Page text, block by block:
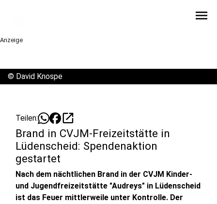
menu
Anzeige
© David Knospe
Teilen: open_in_new
Brand in CVJM-Freizeitstätte in
Lüdenscheid: Spendenaktion
gestartet
Nach dem nächtlichen Brand in der CVJM Kinder-
und Jugendfreizeitstätte "Audreys" in Lüdenscheid
ist das Feuer mittlerweile unter Kontrolle. Der